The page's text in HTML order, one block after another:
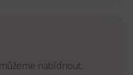
nabídnout.